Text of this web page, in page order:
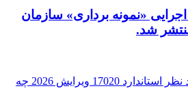
«نمونه برداری» سازمان
شد.